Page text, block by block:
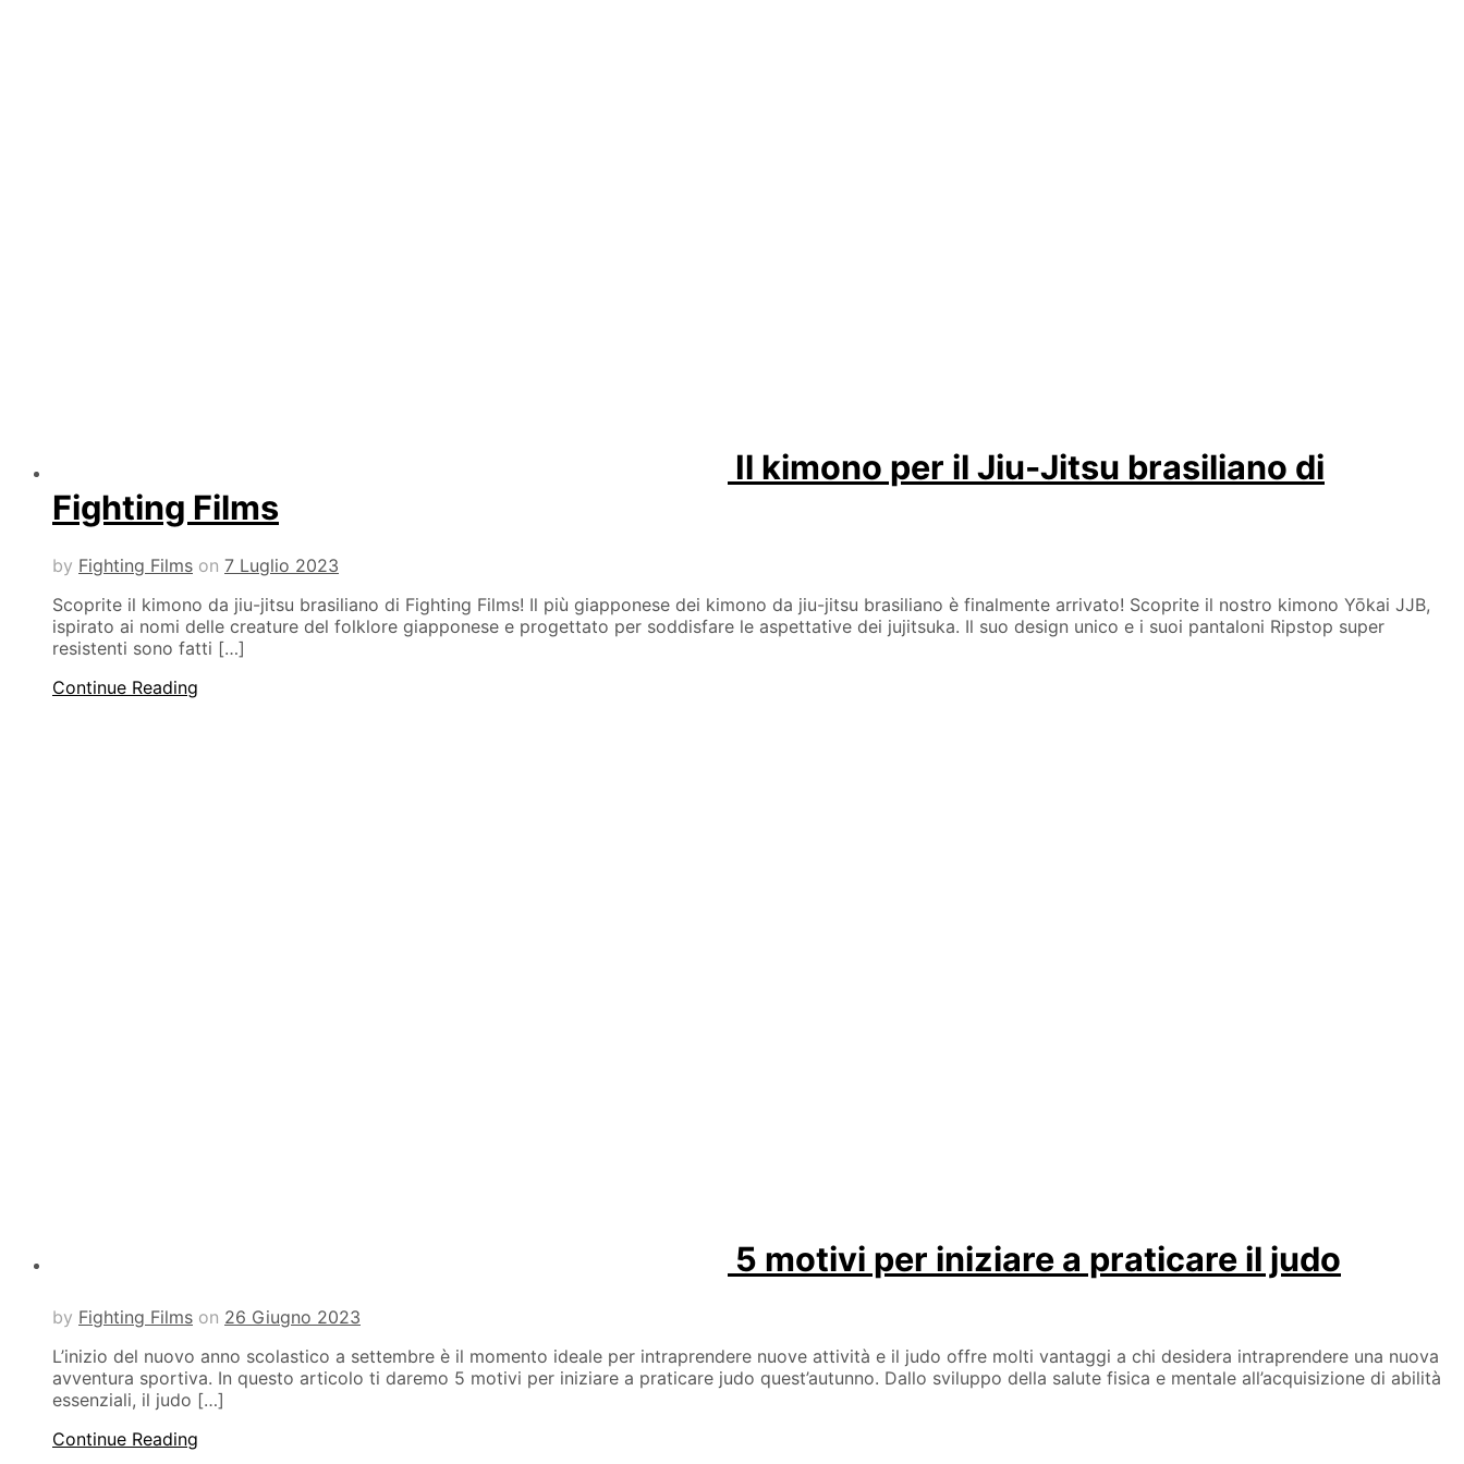
Il kimono per il Jiu-Jitsu brasiliano di
Fighting Films
by Fighting Films on 7 Luglio 2023
Scoprite il kimono da jiu-jitsu brasiliano di Fighting Films! Il più giapponese dei kimono da jiu-jitsu brasiliano è finalmente arrivato! Scoprite il nostro kimono Yōkai JJB,
ispirato ai nomi delle creature del folklore giapponese e progettato per soddisfare le aspettative dei jujitsuka. Il suo design unico e i suoi pantaloni Ripstop super
resistenti sono fatti […]
Continue Reading
5 motivi per iniziare a praticare il judo
by Fighting Films on 26 Giugno 2023
L’inizio del nuovo anno scolastico a settembre è il momento ideale per intraprendere nuove attività e il judo offre molti vantaggi a chi desidera intraprendere una nuova
avventura sportiva. In questo articolo ti daremo 5 motivi per iniziare a praticare judo quest’autunno. Dallo sviluppo della salute fisica e mentale all’acquisizione di abilità
essenziali, il judo […]
Continue Reading